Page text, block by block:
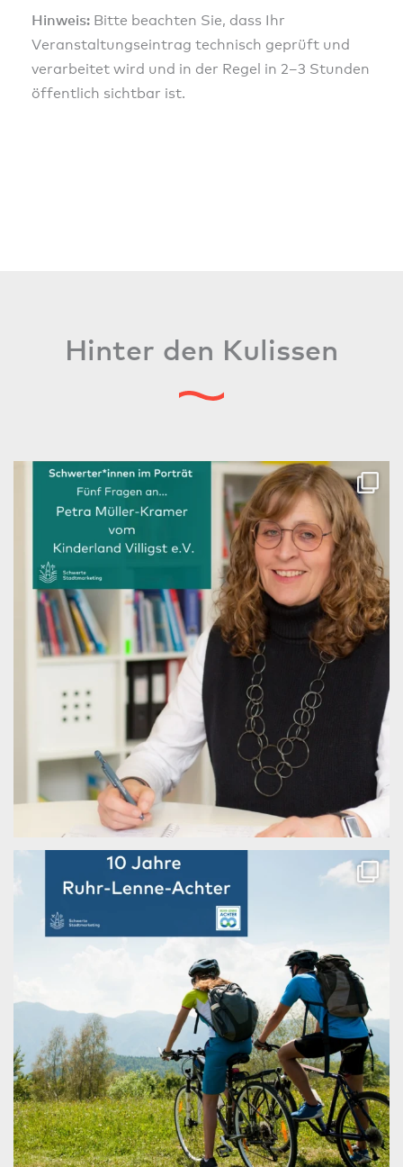
Hinweis:Bitte beachten Sie, dass Ihr
Veranstaltungseintrag technisch geprüft und
verarbeitet wird und in der Regel in 2–3 Stunden
öffentlich sichtbar ist.
Hinter den Kulissen